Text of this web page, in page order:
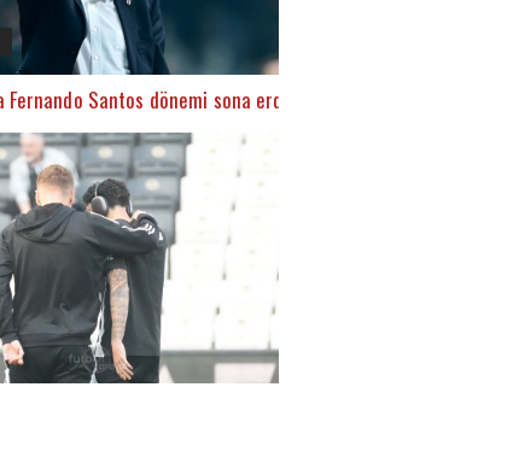
Fernando Santos dönemi sona erdi